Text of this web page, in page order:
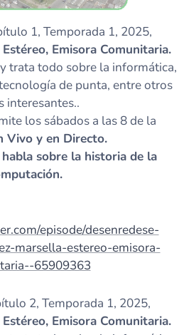
1, Temporada 1, 2025,
Emisora Comunitaria.
y trata todo sobre la informática,
de punta, entre otros
interesantes..
los sábados a las 8 de la
Vivo y en Directo.
sobre la historia de la
episode/desenredese-
marsella-estereo-emisora-
65909363
2, Temporada 1, 2025,
Emisora Comunitaria.